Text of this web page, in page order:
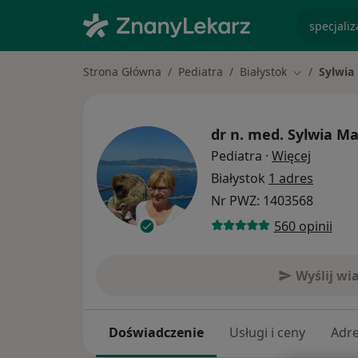
Strona Główna Pediatra Białystok ZmieńSylwia
dr n. med. Sylwia
Pediatra · Więcej
Białystok 1 adres
Nr PWZ: 1403568
560 opinii
Wyślij
Doświadczenie Usługi i ceny